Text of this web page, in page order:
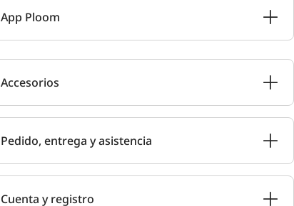
App Ploom
Accesorios
Pedido, entrega y asistencia
Cuenta y registro